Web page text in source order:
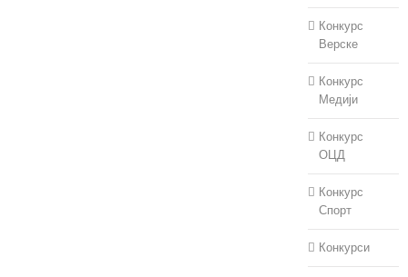
Конкурс
Верске
Конкурс
Медији
Конкурс
ОЦД
Конкурс
Спорт
Конкурси